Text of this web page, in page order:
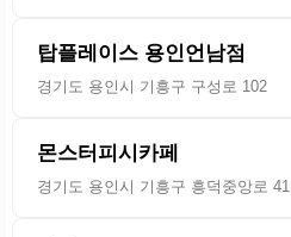
탑플레이스 용인언남점
경기도 용인시 기흥구 구성로 102
몬스터피시카페
경기도 용인시 기흥구 흥덕중앙로 41